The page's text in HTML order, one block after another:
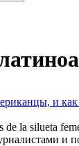
и
la silueta